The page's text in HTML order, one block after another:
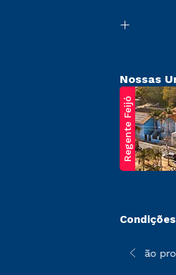
Nossas
Regente Feijó
sofrer alterações nos
*A condição